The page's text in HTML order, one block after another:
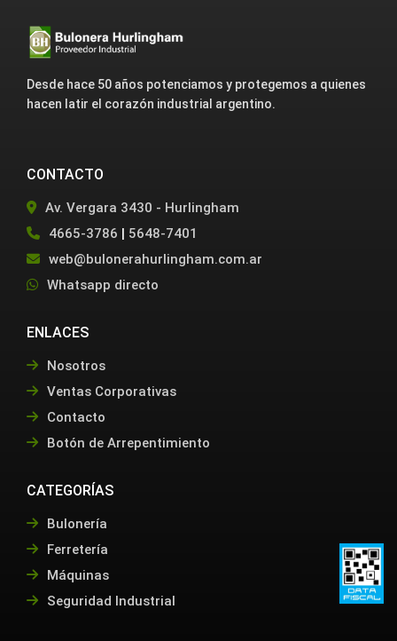
Desde hace 50 años potenciamos y protegemos a quienes
hacen latir el corazón industrial argentino.
CONTACTO
Av. Vergara 3430 - Hurlingham
4665-3786 | 5648-7401
web@bulonerahurlingham.com.ar
Whatsapp directo
ENLACES
Nosotros
Ventas Corporativas
Contacto
Botón de Arrepentimiento
CATEGORÍAS
Bulonería
Ferretería
Máquinas
Seguridad Industrial